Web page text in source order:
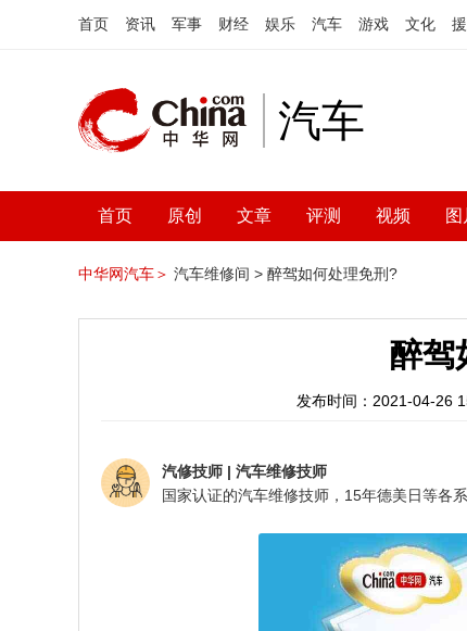
首页 资讯 军事 财经 娱乐 汽车 游戏 文化
汽车
首页 原创 文章 评测 视频 图
中华网汽车＞ 汽车维修间 > 醉驾如何处理免刑?
醉驾
发布时间：2021-04-26
汽修技师 | 汽车维修技师